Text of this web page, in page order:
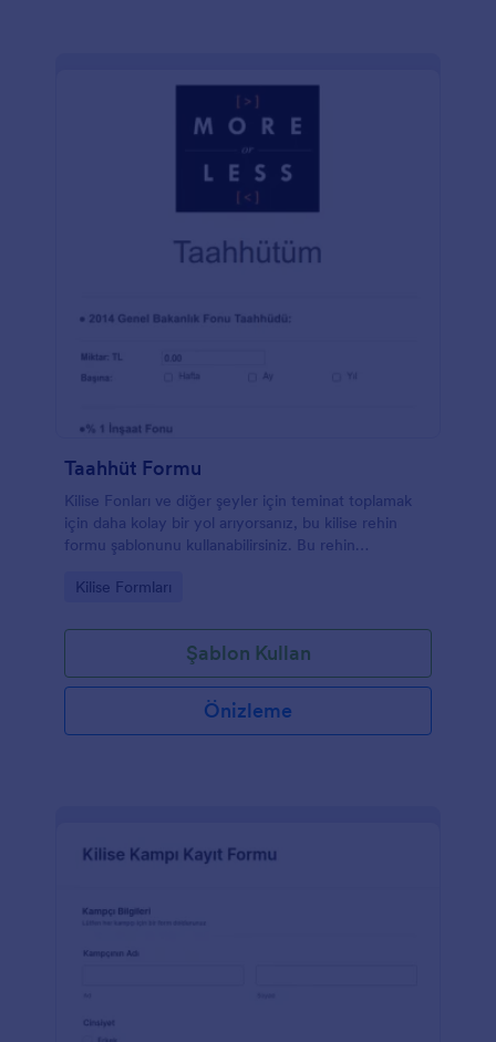
Taahhüt Formu
Kilise Fonları ve diğer şeyler için teminat toplamak
için daha kolay bir yol arıyorsanız, bu kilise rehin
formu şablonunu kullanabilirsiniz. Bu rehin
tutarıyla birlikte toplayabilirsiniz. Bu ücretsiz kilise
toplamaya başlayın!
Go to Category:
Kilise Formları
Şablon Kullan
Önizleme